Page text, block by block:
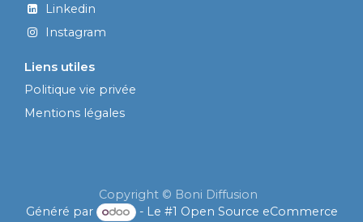
Liens utiles
Politique vie privée
Mentions légales
Linkedin
Instagram
Copyright © Boni Diffusion
Généré par
- Le #1 Open Source eCommerce